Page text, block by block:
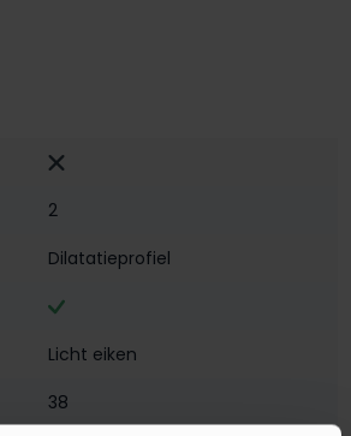
2
Dilatatieprofiel
Licht eiken
38